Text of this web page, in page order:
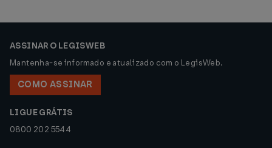
ASSINAR O LEGISWEB
Mantenha-se informado e atualizado com o LegisWeb.
COMO ASSINAR
LIGUE GRÁTIS
0800 202 5544